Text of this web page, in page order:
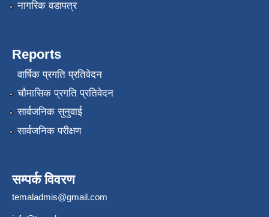
नागरिक वडापत्र
Reports
वार्षिक प्रगति प्रतिवेदन
चौमासिक प्रगति प्रतिवेदन
सार्वजनिक सुनुवाई
सार्वजनिक परीक्षण
सम्पर्क विवरण
temaladmis@gmail.com